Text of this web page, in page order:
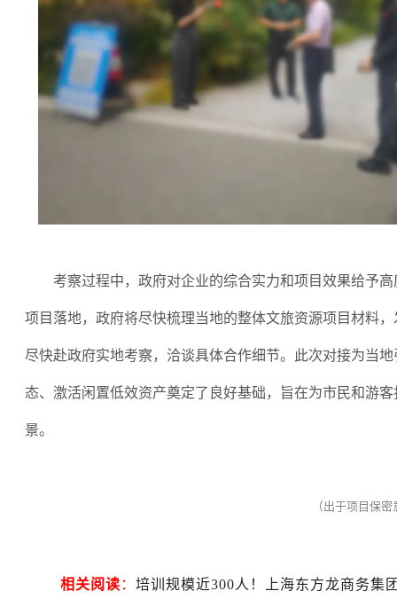
考察过程中，政府对企业的综合实力和项目效果给予高
项目落地，政府将尽快梳理当地的整体文旅资源项目材料
尽快赴政府实地考察，洽谈具体合作细节。此次对接为当
态、激活闲置低效资产奠定了良好基础，旨在为市民和游
景。
（出于项目保
相关阅读 ： 培训规模近300人！上海东方龙商务集